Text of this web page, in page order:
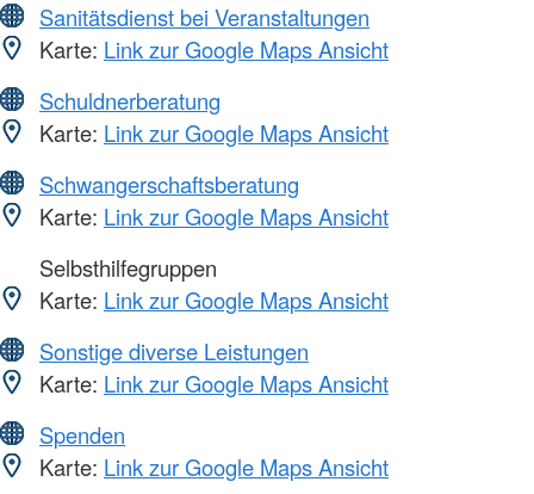
Sanitätsdienst bei Veranstaltungen
Karte: Link zur Google Maps Ansicht
Schuldnerberatung
Karte: Link zur Google Maps Ansicht
Schwangerschaftsberatung
Karte: Link zur Google Maps Ansicht
Selbsthilfegruppen
Karte: Link zur Google Maps Ansicht
Sonstige diverse Leistungen
Karte: Link zur Google Maps Ansicht
Spenden
Karte: Link zur Google Maps Ansicht